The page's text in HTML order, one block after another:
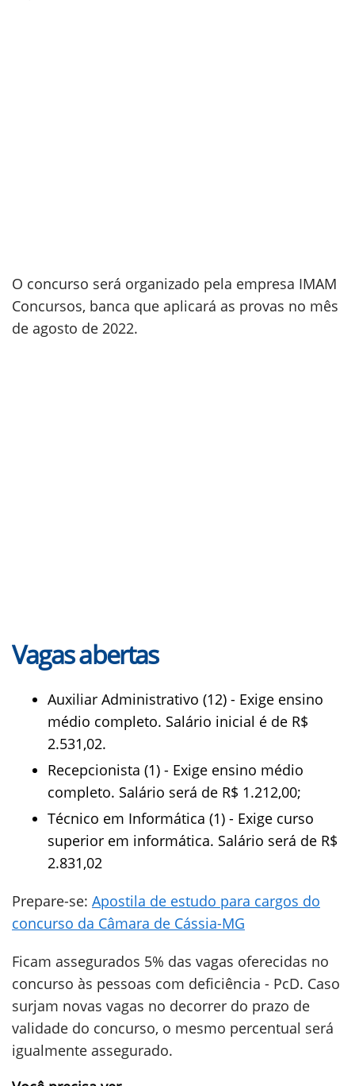
O concurso será organizado pela empresa IMAM
Concursos, banca que aplicará as provas no mês
de agosto de 2022.
Vagas abertas
Auxiliar Administrativo (12) - Exige ensino
médio completo. Salário inicial é de R$
2.531,02.
Recepcionista (1) - Exige ensino médio
completo. Salário será de R$ 1.212,00;
Técnico em Informática (1) - Exige curso
superior em informática. Salário será de R$
2.831,02
Prepare-se: Apostila de estudo para cargos do
concurso da Câmara de Cássia-MG
Ficam assegurados 5% das vagas oferecidas no
concurso às pessoas com deficiência - PcD. Caso
surjam novas vagas no decorrer do prazo de
validade do concurso, o mesmo percentual será
igualmente assegurado.